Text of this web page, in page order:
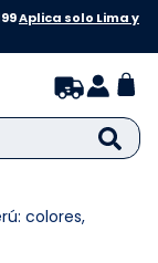
Aplica solo Lima y
colores,